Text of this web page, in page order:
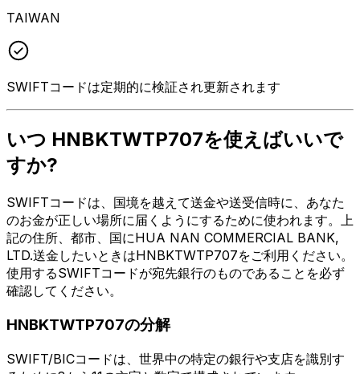
TAIWAN
SWIFTコードは定期的に検証され更新されます
いつ HNBKTWTP707を使えばいいで
すか?
SWIFTコードは、国境を越えて送金や送受信時に、あなた
のお金が正しい場所に届くようにするために使われます。上
記の住所、都市、国にHUA NAN COMMERCIAL BANK,
LTD.送金したいときはHNBKTWTP707をご利用ください。
使用するSWIFTコードが宛先銀行のものであることを必ず
確認してください。
HNBKTWTP707の分解
SWIFT/BICコードは、世界中の特定の銀行や支店を識別す